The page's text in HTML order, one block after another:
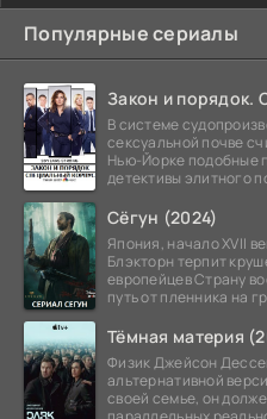
Популярные сериалы
В системе
сексуальной почве
Нью-Йорке подобные
детективы элитного
Сёгун (2024)
Япония, начало XVII
Блэкторн терпит
европейцев Страну
путь от пленника на
Тёмная материя
Физик Джейсон
альтернативной
своей семье, он